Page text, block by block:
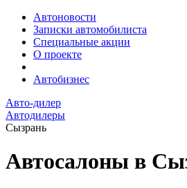
Автоновости
Записки автомобилиста
Специальные акции
О проекте
Автобизнес
Авто-дилер
Автодилеры
Сызрань
Автосалоны в